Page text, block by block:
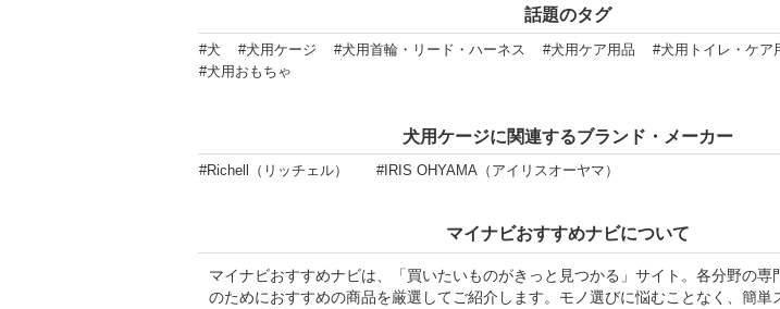
話題のタグ
#犬 #犬用ケージ #犬用首輪・リード・ハーネス #犬用ケア用品 #犬用トイレ・ケア
#犬用おもちゃ
犬用ケージに関連するブランド・メーカー
#Richell（リッチェル） #IRIS OHYAMA（アイリスオーヤマ）
マイナビおすすめナビについて
マイナビおすすめナビは、「買いたいものがきっと見つかる」サイト。各分野の専
のためにおすすめの商品を厳選してご紹介します。モノ選びに悩むことなく、簡単